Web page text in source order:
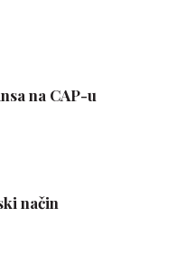
na CAP-u
način